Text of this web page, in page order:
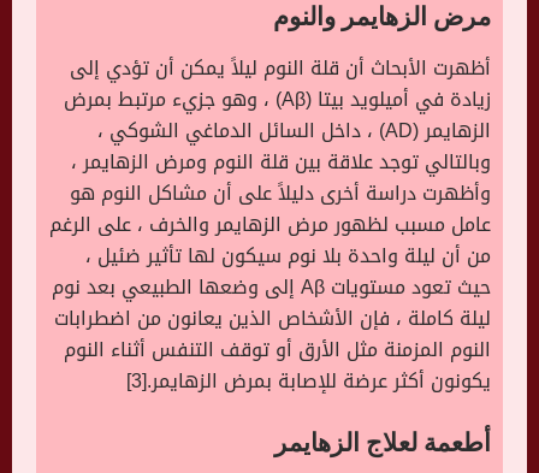
مرض الزهايمر والنوم
أظهرت الأبحاث أن قلة النوم ليلاً يمكن أن تؤدي إلى
زيادة في أميلويد بيتا (Aβ) ، وهو جزيء مرتبط بمرض
الزهايمر (AD) ، داخل السائل الدماغي الشوكي ،
وبالتالي توجد علاقة بين قلة النوم ومرض الزهايمر ،
وأظهرت دراسة أخرى دليلاً على أن مشاكل النوم هو
عامل مسبب لظهور مرض الزهايمر والخرف ، على الرغم
من أن ليلة واحدة بلا نوم سيكون لها تأثير ضئيل ،
حيث تعود مستويات Aβ إلى وضعها الطبيعي بعد نوم
ليلة كاملة ، فإن الأشخاص الذين يعانون من اضطرابات
النوم المزمنة مثل الأرق أو توقف التنفس أثناء النوم
يكونون أكثر عرضة للإصابة بمرض الزهايمر.[3]
أطعمة لعلاج الزهايمر